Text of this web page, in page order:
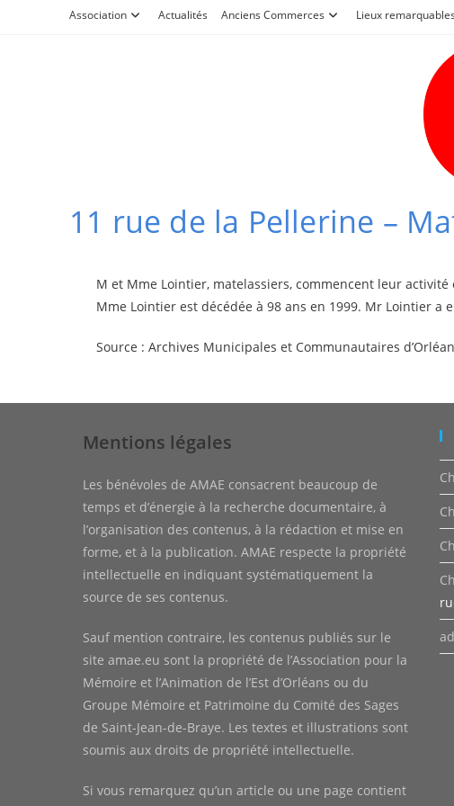
Association Actualités Anciens Commerces Lieux remarquables
11 rue de la Pellerine –
M et Mme Lointier, matelassiers, commencent leur
Mme Lointier est décédée à 98 ans en 1999. Mr Lointier a
Source : Archives Municipales et Communautaires
Mentions légales
Les bénévoles de AMAE consacrent beaucoup de
temps et d’énergie à la recherche documentaire, à
l’organisation des contenus, à la rédaction et mise en
forme, et à la publication. AMAE respecte la propriété
intellectuelle en indiquant systématiquement la
source de ses contenus.
Sauf mention contraire, les contenus publiés sur le
site amae.eu sont la propriété de l’Association pour la
Mémoire et l’Animation de l’Est d’Orléans ou du
Groupe Mémoire et Patrimoine du Comité des Sages
de Saint-Jean-de-Braye. Les textes et illustrations sont
soumis aux droits de propriété intellectuelle.
Si vous remarquez qu’un article ou une page contient